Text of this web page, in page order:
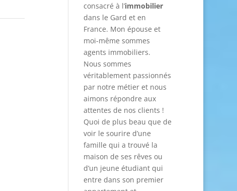
consacré à l’immobilier
dans le Gard et en
France. Mon épouse et
moi-même sommes
agents immobiliers.
Nous sommes
véritablement passionnés
par notre métier et nous
aimons répondre aux
attentes de nos clients !
Quoi de plus beau que de
voir le sourire d’une
famille qui a trouvé la
maison de ses rêves ou
d’un jeune étudiant qui
entre dans son premier